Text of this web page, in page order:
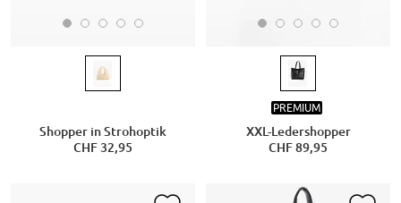
Shopper in Strohoptik
CHF 32,95
PREMIUM
XXL-Ledershopper
CHF 89,95